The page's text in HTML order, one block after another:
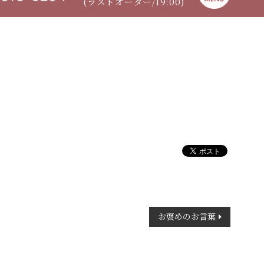
お褒めのお言葉